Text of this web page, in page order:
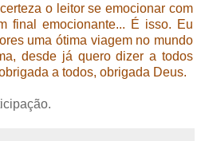
o leitor se emocionar com
final emocionante... É isso. Eu
uma ótima viagem no mundo
desde já quero dizer a todos
a todos, obrigada Deus.